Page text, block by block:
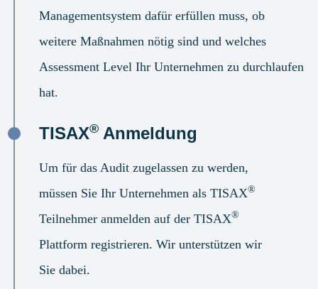
Managementsystem dafür erfüllen muss, ob
weitere Maßnahmen nötig sind und welches
Assessment Level Ihr Unternehmen zu durchlaufen
hat.
TISAX® Anmeldung
Um für das Audit zugelassen zu werden,
müssen Sie Ihr Unternehmen als TISAX®
Teilnehmer anmelden auf der TISAX®
Plattform registrieren. Wir unterstützen wir
Sie dabei.